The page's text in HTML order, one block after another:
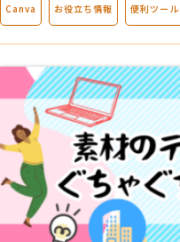
Canva お役立ち情報 便利ツール